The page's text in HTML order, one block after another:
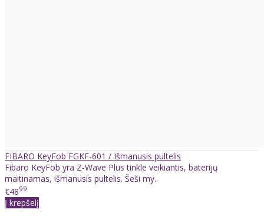
FIBARO KeyFob FGKF-601 / Išmanusis pultelis
Fibaro KeyFob yra Z-Wave Plus tinkle veikiantis, baterijų
maitinamas, išmanusis pultelis. Šeši my..
€4899
Į krepšelį